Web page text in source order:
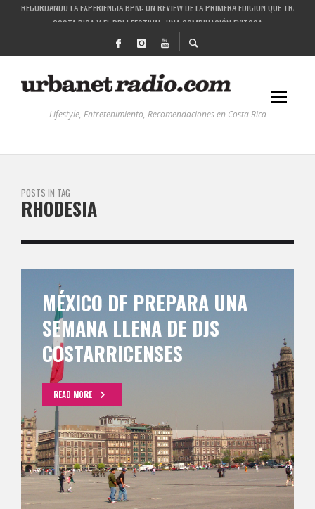
COSTA RICA Y EL BPM FESTIVAL: UNA COMBINACIÓN EXITOSA
RUTAS NATURBANAS: EL PROYECTO QUE ESTÁ TRANSFORMANDO LA CALIDAD DE
LA HISTORIA DETRÁS DE LA MÚSICA ELECTRÓNICA: BBC RADIOPHONIC WORKSHOP
Lifestyle, Entretenimiento, Recomendaciones en Costa Rica
POSTS IN TAG
RHODESIA
MÉXICO DF PREPARA UNA
SEMANA LLENA DE DJS
COSTARRICENSES
READ MORE